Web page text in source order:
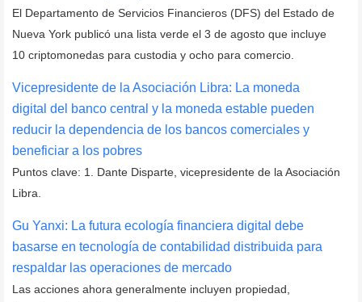
El Departamento de Servicios Financieros (DFS) del Estado de
Nueva York publicó una lista verde el 3 de agosto que incluye
10 criptomonedas para custodia y ocho para comercio.
Vicepresidente de la Asociación Libra: La moneda
digital del banco central y la moneda estable pueden
reducir la dependencia de los bancos comerciales y
beneficiar a los pobres
Puntos clave: 1. Dante Disparte, vicepresidente de la Asociación
Libra.
Gu Yanxi: La futura ecología financiera digital debe
basarse en tecnología de contabilidad distribuida para
respaldar las operaciones de mercado
Las acciones ahora generalmente incluyen propiedad,